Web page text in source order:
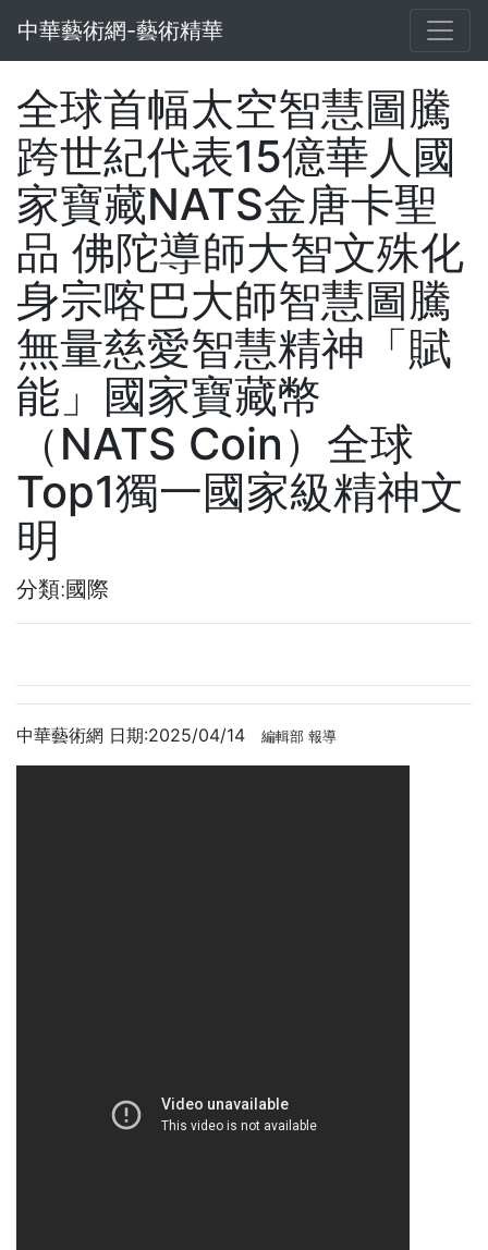
中華藝術網-藝術精華
全球首幅太空智慧圖騰
跨世紀代表15億華人國
家寶藏NATS金唐卡聖
品 佛陀導師大智文殊化
身宗喀巴大師智慧圖騰
無量慈愛智慧精神「賦
能」國家寶藏幣
（NATS Coin）全球
Top1獨一國家級精神文
明
分類:國際
中華藝術網 日期:2025/04/14 編輯部 報導